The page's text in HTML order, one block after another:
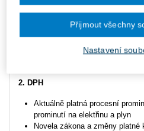
exekuce a další
daňové zvýhodnění na
daně, sleva na poplatníka,
Judikáty a závěry KOOV –
2. DPH
Aktuálně platná procesní
prominutí na elektřinu a plyn
Novela zákona a změny
Nastavení
Přijmout všechny